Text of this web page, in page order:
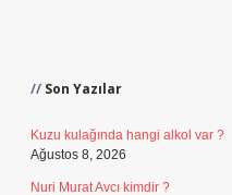
Son Yazılar
Kuzu kulağında hangi alkol var ?
Ağustos 8, 2026
Nuri Murat Avcı kimdir ?